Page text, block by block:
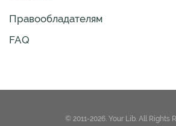
Правообладателям
FAQ
© 2011-2026. Your Lib. All Rights